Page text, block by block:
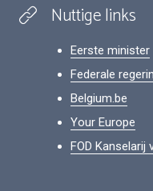
Nuttige links
Eerste minister
Federale
Belgium.be
Your Europe
FOD Kanselarij